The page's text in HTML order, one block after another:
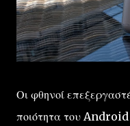
Οι φθηνοί
ποιότητα του Android